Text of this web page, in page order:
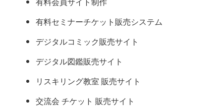
有料セミナーチケット販売システム
デジタルコミック販売サイト
デジタル図鑑販売サイト
リスキリング教室 販売サイト
交流会 チケット 販売サイト